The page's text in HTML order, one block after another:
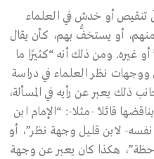
تنقيص أو خدش في العلماء
أو يستخفُّ بهم، كأن يقال
غيره. ومن ذلك أنه “كثيرًا ما
نظر العلماء في دراسة
ذلك يعبر عن رأيه في المسألة،
قائلاً -مثلا-: “الإمام ابن
نفسه- لابن قليل وجهة نظر”، أو
هكذا كان يعبر عن وجهة